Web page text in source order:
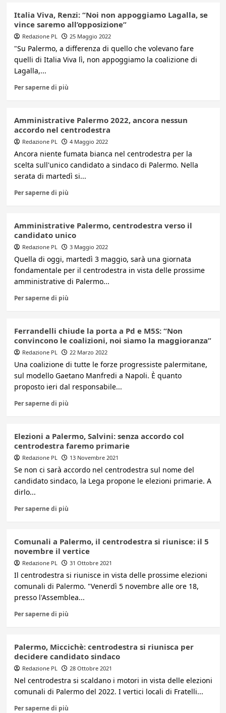
Italia Viva, Renzi: “Noi non appoggiamo Lagalla, se
vince saremo all’opposizione”
Redazione PL 25 Maggio 2022
"Su Palermo, a differenza di quello che volevano fare
quelli di Italia Viva lì, non appoggiamo la coalizione di
Lagalla,...
Per saperne di più
Amministrative Palermo 2022, ancora nessun
accordo nel centrodestra
Redazione PL 4 Maggio 2022
Ancora niente fumata bianca nel centrodestra per la
scelta sull'unico candidato a sindaco di Palermo. Nella
serata di martedì si...
Per saperne di più
Amministrative Palermo, centrodestra verso il
candidato unico
Redazione PL 3 Maggio 2022
Quella di oggi, martedì 3 maggio, sarà una giornata
fondamentale per il centrodestra in vista delle prossime
amministrative di Palermo...
Per saperne di più
Ferrandelli chiude la porta a Pd e M5S: “Non
convincono le coalizioni, noi siamo la maggioranza”
Redazione PL 22 Marzo 2022
Una coalizione di tutte le forze progressiste palermitane,
sul modello Gaetano Manfredi a Napoli. È quanto
proposto ieri dal responsabile...
Per saperne di più
Elezioni a Palermo, Salvini: senza accordo col
centrodestra faremo primarie
Redazione PL 13 Novembre 2021
Se non ci sarà accordo nel centrodestra sul nome del
candidato sindaco, la Lega propone le elezioni primarie. A
dirlo...
Per saperne di più
Comunali a Palermo, il centrodestra si riunisce: il 5
novembre il vertice
Redazione PL 31 Ottobre 2021
Il centrodestra si riunisce in vista delle prossime elezioni
comunali di Palermo. "Venerdì 5 novembre alle ore 18,
presso l'Assemblea...
Per saperne di più
Palermo, Miccichè: centrodestra si riunisca per
decidere candidato sindaco
Redazione PL 28 Ottobre 2021
Nel centrodestra si scaldano i motori in vista delle elezioni
comunali di Palermo del 2022. I vertici locali di Fratelli...
Per saperne di più